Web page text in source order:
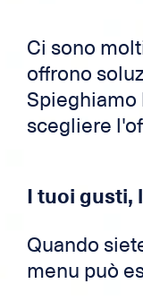
Ci sono
offrono
Spieghiamo
scegliere
I tuoi gusti,
Quando
menu può